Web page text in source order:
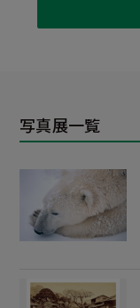
写真展一覧